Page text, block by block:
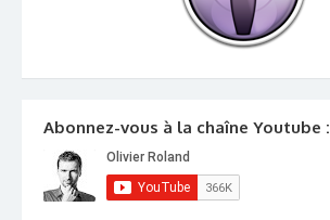
Abonnez-vous à la chaîne Youtube :